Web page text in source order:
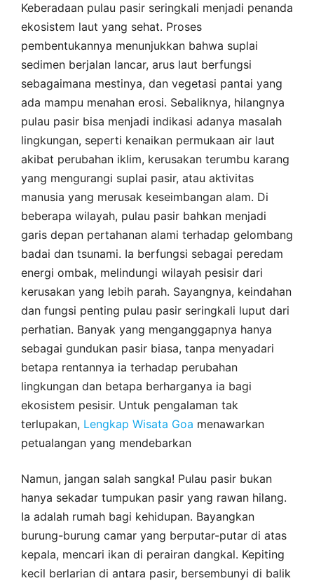
Keberadaan pulau pasir seringkali menjadi penanda
ekosistem laut yang sehat. Proses
pembentukannya menunjukkan bahwa suplai
sedimen berjalan lancar, arus laut berfungsi
sebagaimana mestinya, dan vegetasi pantai yang
ada mampu menahan erosi. Sebaliknya, hilangnya
pulau pasir bisa menjadi indikasi adanya masalah
lingkungan, seperti kenaikan permukaan air laut
akibat perubahan iklim, kerusakan terumbu karang
yang mengurangi suplai pasir, atau aktivitas
manusia yang merusak keseimbangan alam. Di
beberapa wilayah, pulau pasir bahkan menjadi
garis depan pertahanan alami terhadap gelombang
badai dan tsunami. Ia berfungsi sebagai peredam
energi ombak, melindungi wilayah pesisir dari
kerusakan yang lebih parah. Sayangnya, keindahan
dan fungsi penting pulau pasir seringkali luput dari
perhatian. Banyak yang menganggapnya hanya
sebagai gundukan pasir biasa, tanpa menyadari
betapa rentannya ia terhadap perubahan
lingkungan dan betapa berharganya ia bagi
ekosistem pesisir. Untuk pengalaman tak
terlupakan, Lengkap Wisata Goa menawarkan
petualangan yang mendebarkan
Namun, jangan salah sangka! Pulau pasir bukan
hanya sekadar tumpukan pasir yang rawan hilang.
Ia adalah rumah bagi kehidupan. Bayangkan
burung-burung camar yang berputar-putar di atas
kepala, mencari ikan di perairan dangkal. Kepiting
kecil berlarian di antara pasir, bersembunyi di balik